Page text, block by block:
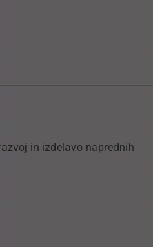
in izdelavo naprednih